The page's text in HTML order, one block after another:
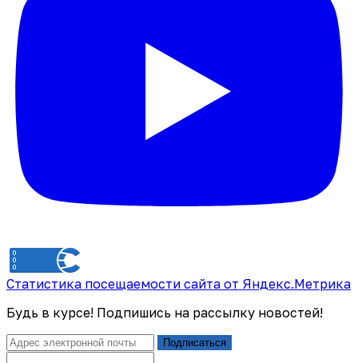
Статистика посещаемости сайта от Яндекс.Метрика
Будь в курсе! Подпишись на рассылку новостей!
Подписаться